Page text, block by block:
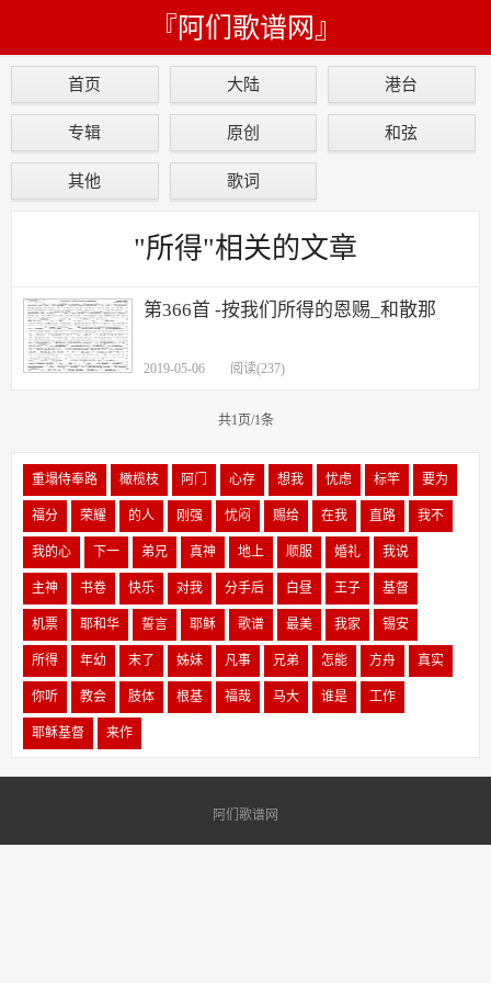
『阿们歌谱网』
首页 大陆 港台
专辑 原创 和弦
其他 歌词
"所得"相关的文章
第366首 -按我们所得的恩赐_和散那
2019-05-06 阅读(237)
共1页/1条
重塌侍奉路 橄榄枝 阿门 心存 想我 忧虑 标竿 要为
福分 荣耀 的人 刚强 忧闷 赐给 在我 直路 我不
我的心 下一 弟兄 真神 地上 顺服 婚礼 我说
主神 书卷 快乐 对我 分手后 白昼 王子 基督
机票 耶和华 誓言 耶稣 歌谱 最美 我家 锡安
所得 年幼 末了 姊妹 凡事 兄弟 怎能 方舟 真实
你听 教会 肢体 根基 福哉 马大 谁是 工作
耶稣基督 来作
阿们歌谱网
Copyright © 2002-2017 DEDECMS. 织梦科技 版权所有